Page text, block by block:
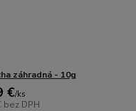
záhradná - 10g
€/ks
bez DPH